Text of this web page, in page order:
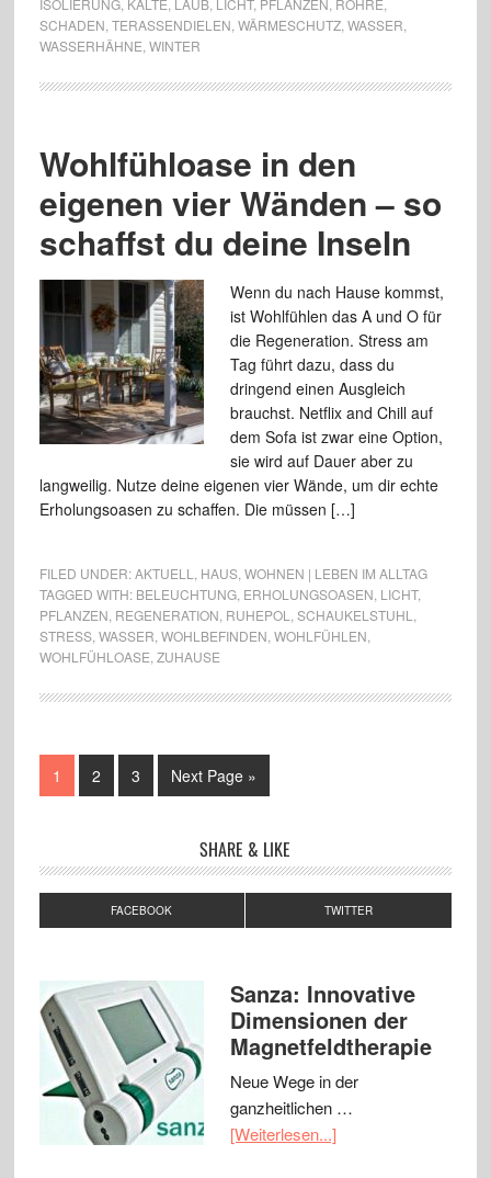
ISOLIERUNG, KÄLTE LAUB, LICHT, PFLANZEN RÖHRE
SCHADEN TERASSENDIELEN WÄRMESCHUTZ, WASSER
WASSERHÄHNE WINTER
Wohlfühloase in den
eigenen vier Wänden – so
schaffst du deine Inseln
Wenn du nach Hause kommst,
ist Wohlfühlen das A und O für
die Regeneration. Stress am
Tag führt dazu, dass du
dringend einen Ausgleich
brauchst. Netflix and Chill auf
dem Sofa ist zwar eine Option,
sie wird auf Dauer aber zu
langweilig. Nutze deine eigenen vier Wände, um dir echte
Erholungsoasen zu schaffen. Die müssen […]
FILED UNDER:AKTUELL HAUS, WOHNEN | LEBEN IM ALLTAG
TAGGED WITH: BELEUCHTUNG, ERHOLUNGSOASEN LICHT,
PFLANZEN REGENERATION RUHEPOL SCHAUKELSTUHL
STRESS, WASSER WOHLBEFINDEN WOHLFÜHLEN
WOHLFÜHLOASE ZUHAUSE
1 2 3 Next Page »
SHARE & LIKE
FACEBOOK TWITTER
Sanza: Innovative
Dimensionen der
Magnetfeldtherapie
Neue Wege in der
ganzheitlichen …
[Weiterlesen...]